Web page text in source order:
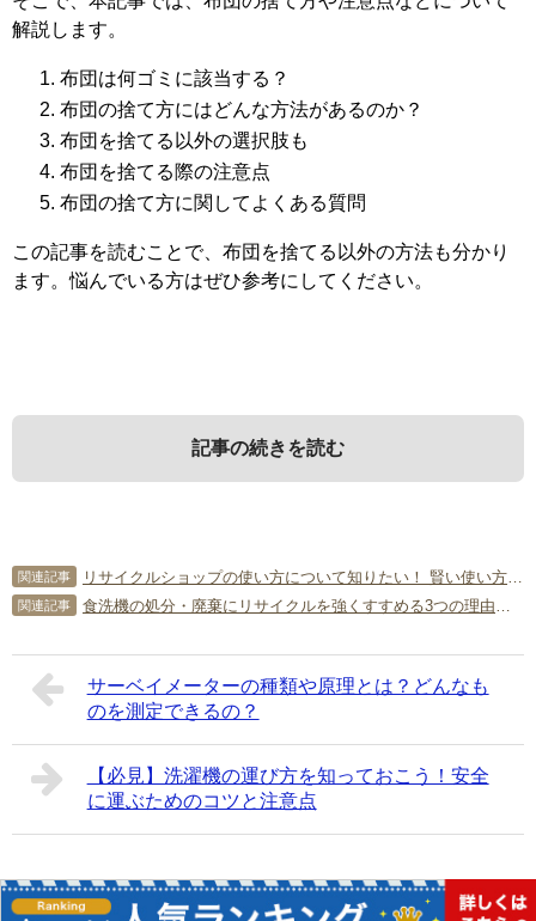
解説します。
布団は何ゴミに該当する？
布団の捨て方にはどんな方法があるのか？
布団を捨てる以外の選択肢も
布団を捨てる際の注意点
布団の捨て方に関してよくある質問
この記事を読むことで、布団を捨てる以外の方法も分かり
ます。悩んでいる方はぜひ参考にしてください。
記事の続きを読む
1．布団は何ゴミに該当する？
クしておきましょう。
粗大ゴミに分類されることが多い
ゴミの分別方法は自治体によって異なりますが、布団は粗
大ゴミに分類されることが多いでしょう。粗大ゴミとは一
自治体によって粗大ゴミとなるサイズは異なりますが、ほ
とんどは一辺が30cm以上になるでしょう。布団は一辺
3．布団を捨てる以外の選択肢も
す。
下取りに出す
新しい布団への買い替えを検討している場合、古い布団を
下取りに出すことができるでしょう。布団販売店の中に
ころがあります。下取りサービスを利用すれば処分費用は
かかりませんし、新しい布団を安く購入できるでしょう。
5．布団の捨て方に関してよくある質
問
た。
Q．粗大ゴミで処分する際の持ち込み回収とは？
A．自分で自治体のゴミ処理場まで持っていく方法のことで
す。粗大ゴミは戸別回収が一般的ではありますが、ゴミ処
ただし、持ち込み回収を実施していない自治体もあるの
で、事前にホームページ等で確認しておかなければなりま
関連記事 リサイクルショップの使い方について知りたい！ 賢い使い方をマスターしよう！
関連記事 食洗機の処分・廃棄にリサイクルを強くすすめる3つの理由を大公開！
サーベイメーターの種類や原理とは？どんなも
のを測定できるの？
【必見】洗濯機の運び方を知っておこう！安全
に運ぶためのコツと注意点
Copyright© 簡単片付け情報局 All Rights Reserved.